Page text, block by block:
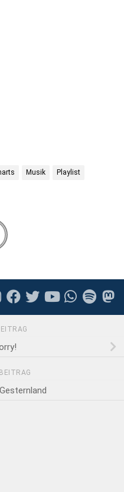
Musik Playlist